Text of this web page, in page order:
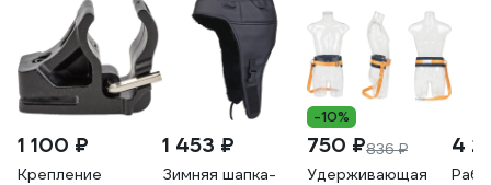
1 100 ₽
Крепление
1 453 ₽
Зимняя шапка-
-10%
750 ₽836 ₽
Удерживающая
4